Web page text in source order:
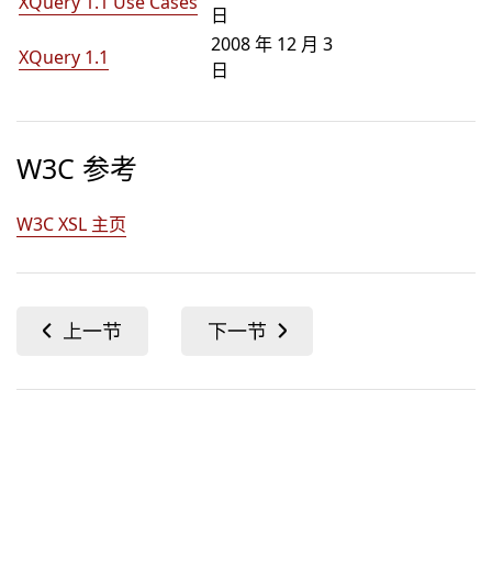
日
XQuery 1.1
2008 年 12 月 3
日
W3C 参考
W3C XSL 主页